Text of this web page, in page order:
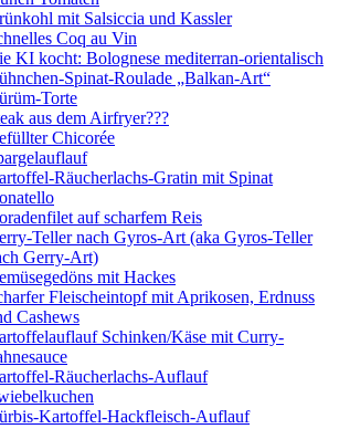
mit Salsiccia und Kassler
Coq au Vin
KI kocht: Bolognese mediterran-orientalisch
Spinat-Roulade „Balkan-Art“
Torte
aus dem Airfryer???
Chicorée
Räucherlachs-Gratin mit Spinat
auf scharfem Reis
Teller nach Gyros-Art (aka Gyros-Teller
Gerry-Art)
mit Hackes
Fleischeintopf mit Aprikosen, Erdnuss
Cashews
Schinken/Käse mit Curry-
Räucherlachs-Auflauf
Kartoffel-Hackfleisch-Auflauf